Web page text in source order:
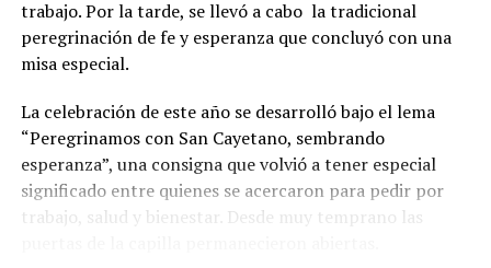
trabajo. Por la tarde, se llevó a cabo la tradicional
peregrinación de fe y esperanza que concluyó con una
misa especial.
La celebración de este año se desarrolló bajo el lema
“Peregrinamos con San Cayetano, sembrando
esperanza”, una consigna que volvió a tener especial
significado entre quienes se acercaron para pedir por
trabajo, salud y bienestar. Desde muy temprano las